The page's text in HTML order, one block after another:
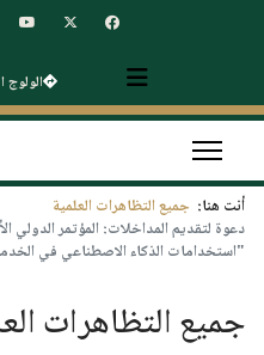
الولوج
أنت هنا: جميع التظاهرات العلمية
دعوة لتقديم المداخلات: المؤتمر الدولي
"استخدامات الذكاء الاصطناعي في
جميع التظاهرات